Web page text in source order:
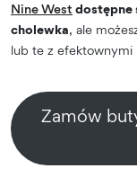
Nine West dostępne
cholewka, ale
lub te z efektownymi
Zamów